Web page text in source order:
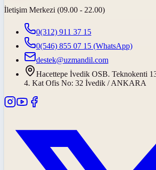
İletişim Merkezi (09.00 - 22.00)
0(312) 911 37 15
0(546) 855 07 15 (WhatsApp)
destek@uzmandil.com
Hacettepe İvedik OSB. Teknokenti
4. Kat Ofis No: 32 İvedik / ANKARA